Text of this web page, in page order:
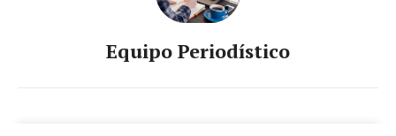
Equipo Periodístico